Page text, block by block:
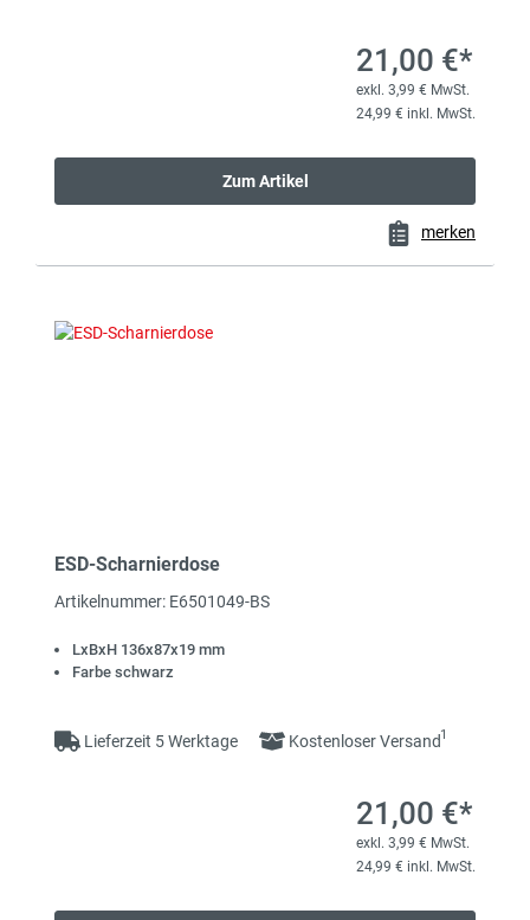
21,00 €*
exkl. 3,99 € MwSt.
24,99 € inkl. MwSt.
Zum Artikel
merken
ESD-Scharnierdose
Artikelnummer: E6501049-BS
LxBxH 136x87x19 mm
Farbe schwarz
Lieferzeit 5 Werktage Kostenloser Versand1
21,00 €*
exkl. 3,99 € MwSt.
24,99 € inkl. MwSt.